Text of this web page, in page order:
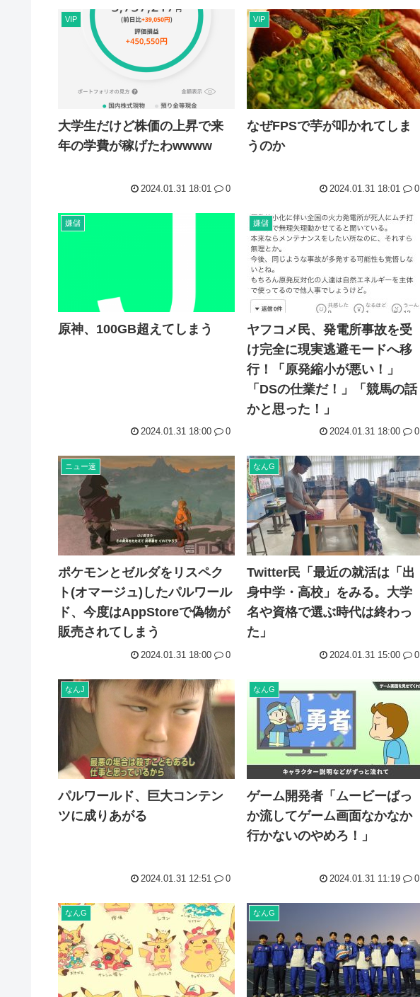
VIP
大学生だけど株価の上昇で来
年の学費が稼げたわwwww
2024.01.31 18:01 0
VIP
なぜFPSで芋が叩かれてしま
うのか
2024.01.31 18:01 0
嫌儲
原神、100GB超えてしまう
2024.01.31 18:00 0
嫌儲
ヤフコメ民、発電所事故を受
け完全に現実逃避モードへ移
行！「原発縮小が悪い！」
「DSの仕業だ！」「競馬の話
かと思った！」
2024.01.31 18:00 0
ニュー速
ポケモンとゼルダをリスペク
ト(オマージュ)したパルワール
ド、今度はAppStoreで偽物が
販売されてしまう
2024.01.31 18:00 0
なんG
Twitter民「最近の就活は「出
身中学・高校」をみる。大学
名や資格で選ぶ時代は終わっ
た」
2024.01.31 15:00 0
なんJ
パルワールド、巨大コンテン
ツに成りあがる
2024.01.31 12:51 0
なんG
ゲーム開発者「ムービーばっ
か流してゲーム画面なかなか
行かないのやめろ！」
2024.01.31 11:19 0
なんG なんG